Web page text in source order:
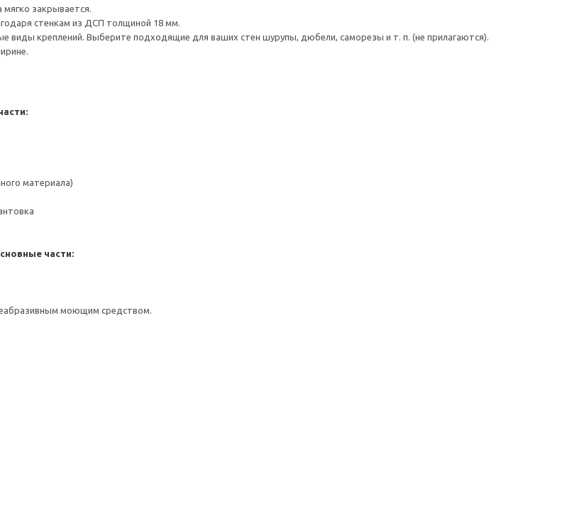
мягко закрывается.
стенкам из ДСП толщиной 18 мм.
виды креплений. Выберите подходящие для ваших стен шурупы, дюбели, саморезы и т. п. (не прилагаются).
материала)
части:
моющим средством.